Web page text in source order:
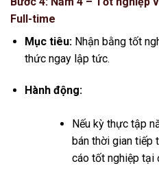
Full-time
Mục tiêu:Nhận bằng tốt
thức ngay lập tức.
Hành động:
Nếu kỳ thực tập
bán thời gian tiếp
cáo tốt nghiệp tại